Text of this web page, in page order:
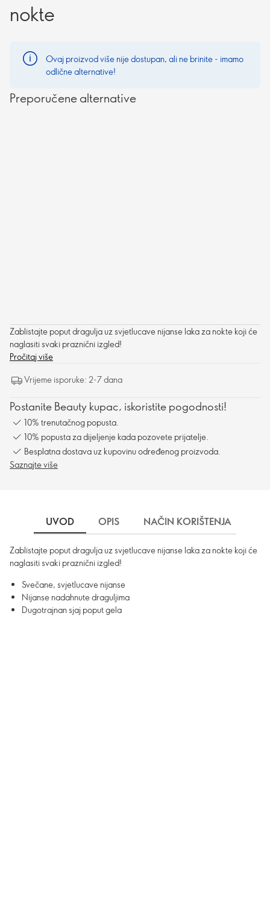
nokte
Ovaj proizvod više nije dostupan, ali ne brinite - imamo
odlične alternative!
Preporučene alternative
Zablistajte poput dragulja uz svjetlucave nijanse laka za nokte koji će
naglasiti svaki praznični izgled!
Pročitaj više
Vrijeme isporuke: 2-7 dana
Postanite Beauty kupac, iskoristite pogodnosti!
10% trenutačnog popusta.
10% popusta za dijeljenje kada pozovete prijatelje.
Besplatna dostava uz kupovinu određenog proizvoda.
Saznajte više
UVOD OPIS NAČIN KORIŠTENJA
Zablistajte poput dragulja uz svjetlucave nijanse laka za nokte koji će
naglasiti svaki praznični izgled!
Svečane, svjetlucave nijanse
Nijanse nadahnute draguljima
Dugotrajnan sjaj poput gela